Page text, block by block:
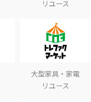
リユース
大型家具・家電
リユース